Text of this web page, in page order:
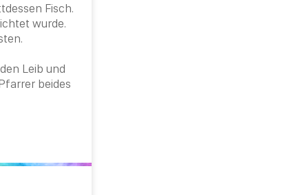
Fisch.
wurde.
.
Leib und
beides